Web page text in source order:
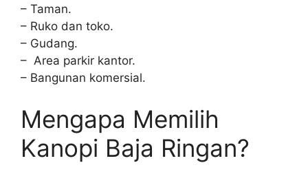
– Taman.
– Ruko dan toko.
– Gudang.
– Area parkir kantor.
– Bangunan komersial.
Mengapa Memilih
Kanopi Baja Ringan?